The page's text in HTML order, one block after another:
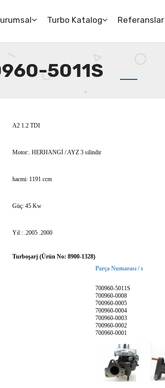
Turbo Katalog Referanslar
5011S
A2 1.2 TDI
Motor:. HERHANGİ / AYZ 3 silindir
hacmi: 1191 ccm
Güç: 45 Kw
Yıl : .2005 .2000
Turboşarj (Ürün No: 8900-1328)
Parça Numarası / s
700960-5011S
700960-0008
700960-0005
700960-0004
700960-0003
700960-0002
700960-0001